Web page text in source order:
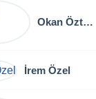
Okan Öztürk
İrem Özel